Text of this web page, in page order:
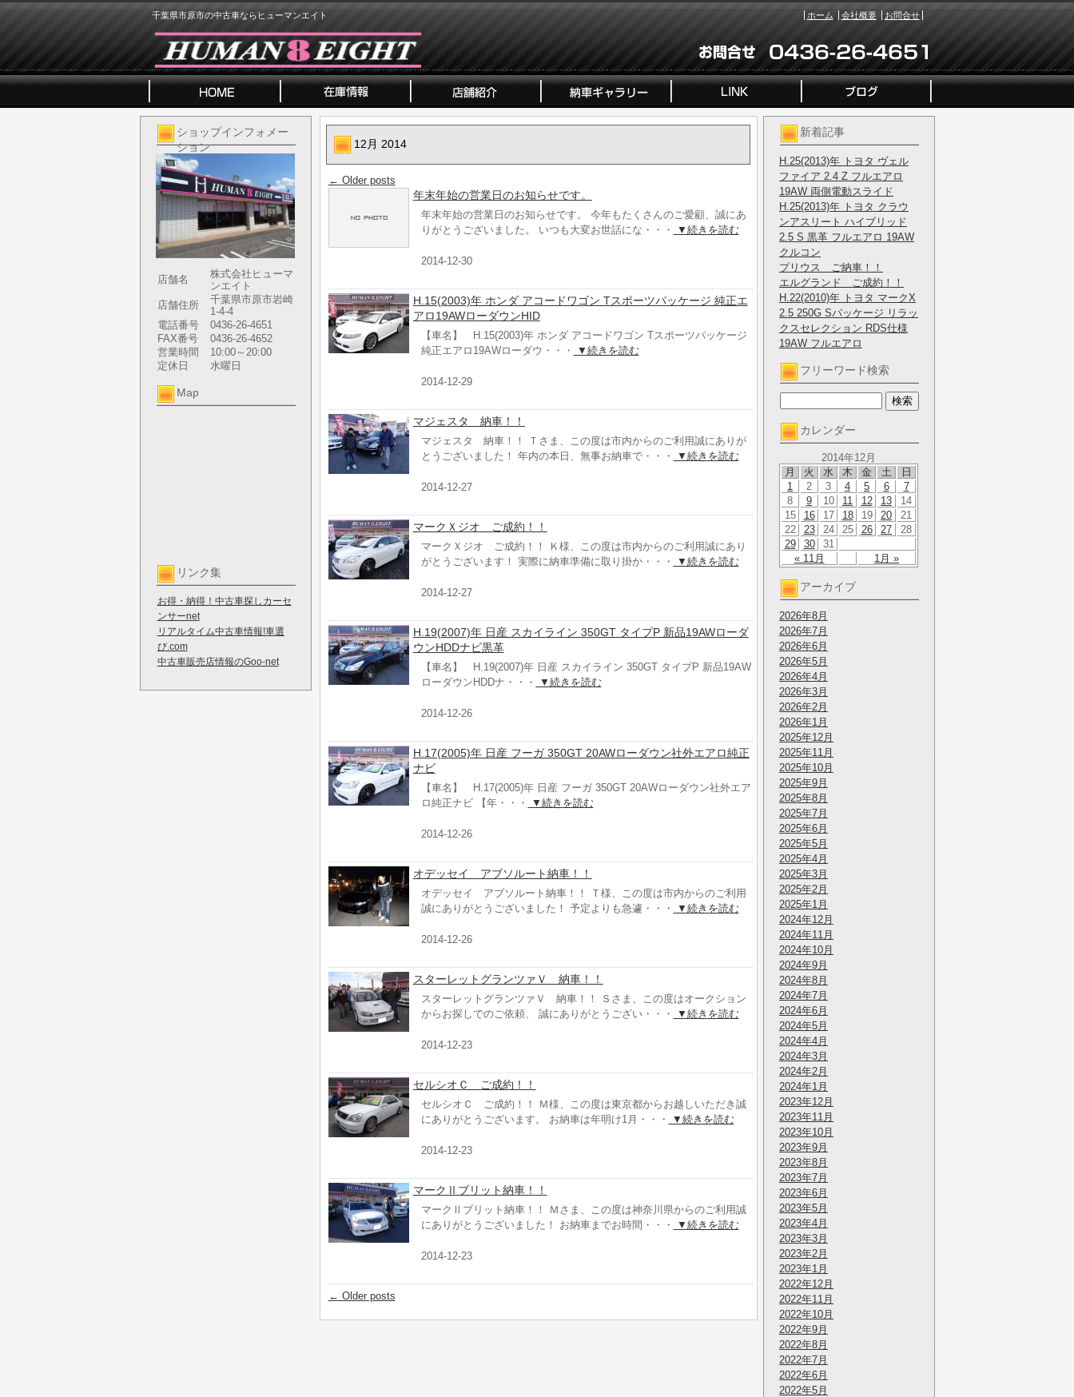
千葉県市原市の中古車ならヒューマンエイト ホーム 会社概要 お問合せ
ショップインフォメー
ション
店舗名
株式会社ヒューマ
ンエイト
店舗住所
千葉県市原市岩崎
1-4-4
電話番号
0436-26-4651
FAX番号
0436-26-4652
営業時間
10:00～20:00
定休日
水曜日
Map
リンク集
お得・納得！中古車探しカーセ
ンサーnet
リアルタイム中古車情報!車選
び.com
中古車販売店情報のGoo-net
新着記事
H.25(2013)年 トヨタ ヴェル
ファイア 2.4 Z フルエアロ
19AW 両側電動スライド
H.25(2013)年 トヨタ クラウ
ンアスリート ハイブリッド
2.5 S 黒革 フルエアロ 19AW
クルコン
プリウス ご納車！！
エルグランド ご成約！！
H.22(2010)年 トヨタ マークX
2.5 250G Sパッケージ リラッ
クスセレクション RDS仕様
19AW フルエアロ
フリーワード検索
カレンダー
2014年12月
月
火 水 木 金 土 日
« 11月 1月 »
1 2 3 4 5 6
7
8
9 10 11 12 13
14
15
16 17 18 19 20
21
22
23 24 25 26 27
28
29
30 31
アーカイブ
2026年8月
2026年7月
2026年6月
2026年5月
2026年4月
2026年3月
2026年2月
2026年1月
2025年12月
2025年11月
2025年10月
2025年9月
2025年8月
2025年7月
2025年6月
2025年5月
2025年4月
2025年3月
2025年2月
2025年1月
2024年12月
2024年11月
2024年10月
2024年9月
2024年8月
2024年7月
2024年6月
2024年5月
2024年4月
2024年3月
2024年2月
2024年1月
2023年12月
2023年11月
2023年10月
2023年9月
2023年8月
2023年7月
2023年6月
2023年5月
2023年4月
2023年3月
2023年2月
2023年1月
2022年12月
2022年11月
2022年10月
2022年9月
2022年8月
2022年7月
2022年6月
2022年5月
12月 2014
← Older posts
年末年始の営業日のお知らせです。
年末年始の営業日のお知らせです。 今年もたくさんのご愛顧、誠にあ
りがとうございました。 いつも大変お世話にな・・・
▼続きを読む
2014-12-30
H.15(2003)年 ホンダ アコードワゴン Tスポーツパッケージ 純正エ
アロ19AWローダウンHID
【車名】 H.15(2003)年 ホンダ アコードワゴン Tスポーツパッケージ
純正エアロ19AWローダウ・・・
▼続きを読む
2014-12-29
マジェスタ 納車！！
マジェスタ 納車！！ Ｔさま、この度は市内からのご利用誠にありが
とうございました！ 年内の本日、無事お納車で・・・
▼続きを読む
2014-12-27
マークＸジオ ご成約！！
マークＸジオ ご成約！！ Ｋ様、この度は市内からのご利用誠にあり
がとうございます！ 実際に納車準備に取り掛か・・・
▼続きを読む
2014-12-27
H.19(2007)年 日産 スカイライン 350GT タイプP 新品19AWローダ
ウンHDDナビ黒革
【車名】 H.19(2007)年 日産 スカイライン 350GT タイプP 新品19AW
ローダウンHDDナ・・・
▼続きを読む
2014-12-26
H.17(2005)年 日産 フーガ 350GT 20AWローダウン社外エアロ純正
ナビ
【車名】 H.17(2005)年 日産 フーガ 350GT 20AWローダウン社外エア
ロ純正ナビ 【年・・・
▼続きを読む
2014-12-26
オデッセイ アブソルート納車！！
オデッセイ アブソルート納車！！ Ｔ様、この度は市内からのご利用
誠にありがとうございました！ 予定よりも急遽・・・
▼続きを読む
2014-12-26
スターレットグランツァＶ 納車！！
スターレットグランツァＶ 納車！！ Ｓさま、この度はオークション
からお探しでのご依頼、 誠にありがとうござい・・・
▼続きを読む
2014-12-23
セルシオＣ ご成約！！
セルシオＣ ご成約！！ Ｍ様、この度は東京都からお越しいただき誠
にありがとうございます。 お納車は年明け1月・・・
▼続きを読む
2014-12-23
マークⅡブリット納車！！
マークⅡブリット納車！！ Ｍさま、この度は神奈川県からのご利用誠
にありがとうございました！ お納車までお時間・・・
▼続きを読む
2014-12-23
← Older posts